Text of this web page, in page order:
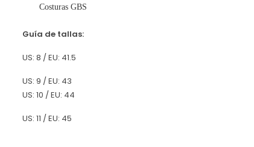
Costuras GBS
Guía de tallas:
US: 8 / EU: 41.5
US: 9 / EU: 43
US: 10 / EU: 44
US: 11 / EU: 45